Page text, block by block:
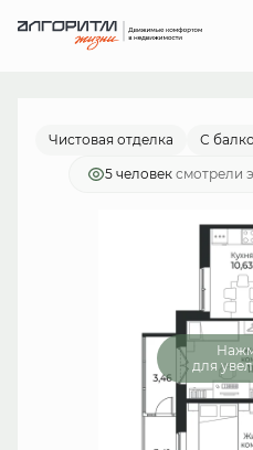
комнатная
от 29 345 руб./мес.
Чистовая отделка С
5 человек смотрели
для